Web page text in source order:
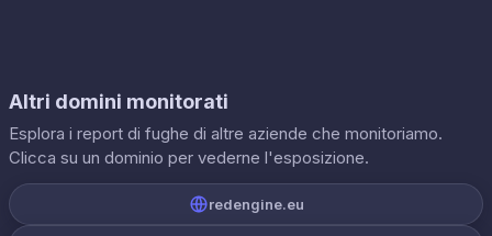
Altri domini monitorati
Esplora i report di fughe di altre aziende che monitoriamo.
Clicca su un dominio per vederne l'esposizione.
redengine.eu